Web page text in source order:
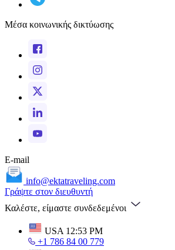
Μέσα κοινωνικής δικτύωσης
E-mail
info@ektatraveling.com
Γράψτε στον διευθυντή
Καλέστε, είμαστε συνδεδεμένοι
USA 12:53 PM
+1 786 84 00 779